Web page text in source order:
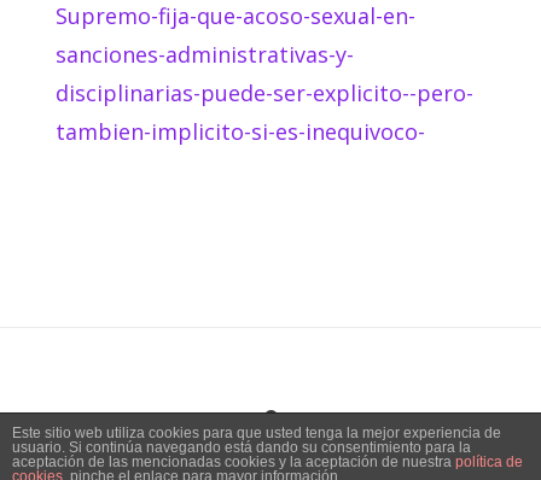
Supremo-fija-que-acoso-sexual-en-
sanciones-administrativas-y-
disciplinarias-puede-ser-explicito--pero-
tambien-implicito-si-es-inequivoco-
Tema:Voguede Kaira
Este sitio web utiliza cookies para que usted tenga la mejor experiencia de
usuario. Si continúa navegando está dando su consentimiento para la
aceptación de las mencionadas cookies y la aceptación de nuestra política de
cookies , pinche el enlace para mayor información.